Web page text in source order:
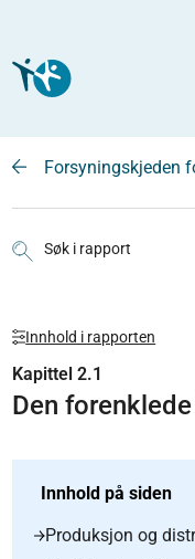
Forsyningskjeden
Søk i rapport
Innhold i rapporten
Kapittel 2.1
Den
Innhold på siden
Produksjon og